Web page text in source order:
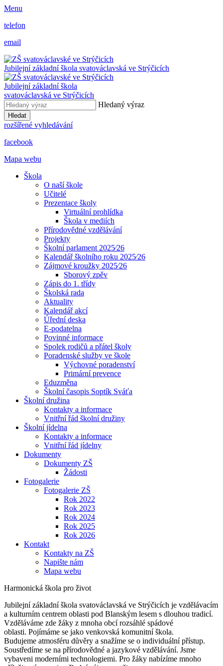
Menu
telefon
email
Jubilejní základní škola svatováclavská ve Strýčicích
Jubilejní základní škola
svatováclavská ve Strýčicích
Hledaný výraz
Hledat
rozšířené vyhledávání
facebook
Mapa webu
Škola
O naší škole
Učitelé
Prezentace školy
Virtuální prohlídka
Škola v mediích
Přírodovědné vzdělávání
Projekty
Školní parlament 2025⁄26
Kalendář školního roku 2025⁄26
Zájmové kroužky 2025⁄26
Sborový zpěv
Zápis do 1. třídy
Školská rada
Aktuality
Kalendář akcí
Úřední deska
E-podatelna
Povinné informace
Spolek rodičů a přátel školy
Poradenské služby ve škole
Výchovné poradenství
Primární prevence
Eduzměna
Školní časopis Soptík Sváťa
Školní družina
Kontakty a informace
Vnitřní řád školní družiny
Školní jídelna
Kontakty a informace
Vnitřní řád jídelny
Dokumenty
Dokumenty ZŠ
Žádosti
Fotogalerie
Fotogalerie ZŠ
Rok 2022
Rok 2023
Rok 2024
Rok 2025
Rok 2026
Kontakt
Kontakty na ZŠ
Napište nám
Mapa webu
Harmonická škola pro život
Jubilejní základní škola svatováclavská ve Strýčicích je vzdělávacím
a kulturním centrem oblasti pod Blanským lesem s dlouhou tradicí.
Vzděláváme zde žáky z mnoha obcí rozsáhlé spádové
oblasti. Pojímáme se jako venkovská komunitní škola.
Budujeme atmosféru důvěry a snažíme se o individuální přístup.
Soustředíme se na přírodovědné a jazykové vzdělávání. Jsme
vybaveni moderními technologiemi. Pro žáky nabízíme mnoho